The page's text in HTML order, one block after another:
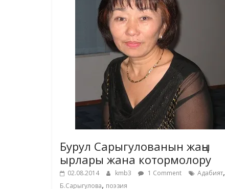
Бурул Сарыгулованын жаңы
ырлары жана котормолору
02.08.2014 kmb3 1 Comment Адабият,
Б.Сарыгулова, поэзия